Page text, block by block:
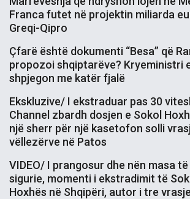
Franca futet në projektin miliarda
Greqi-Qipro
Çfarë është dokumenti “Besa” që
propozoi shqiptarëve? Kryeministri
shpjegon me katër fjalë
Ekskluzive/ I ekstraduar pas 30
Channel zbardh dosjen e Sokol
një sherr për një kasetofon solli
vëllezërve në Patos
VIDEO/ I prangosur dhe nën masa
sigurie, momenti i ekstradimit të
Hoxhës në Shqipëri, autor i tre